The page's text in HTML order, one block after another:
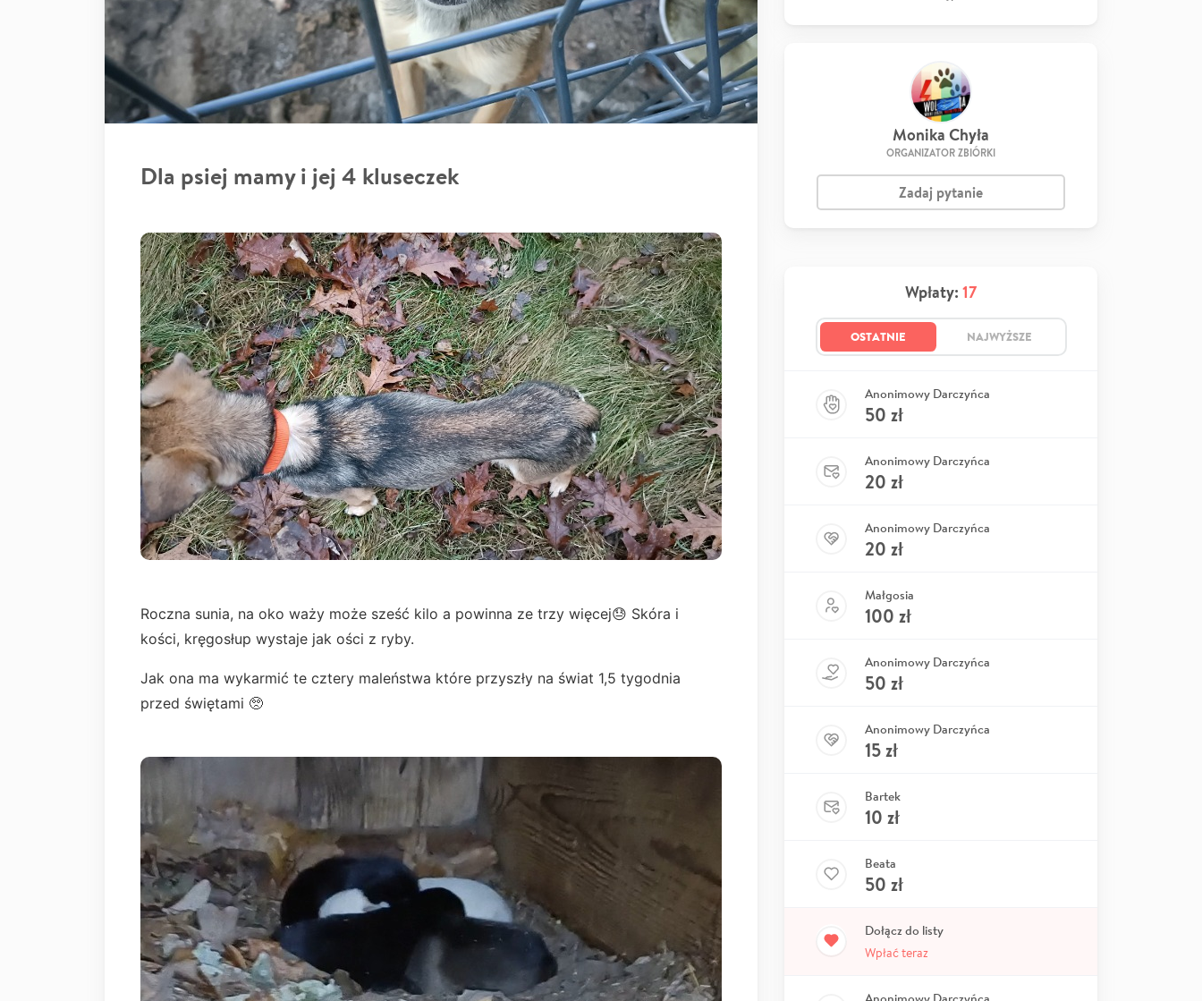
Dla psiej mamy i jej 4 kluseczek
Roczna sunia, na oko waży może sześć kilo a powinna ze trzy więcej😓 Skóra i
kości, kręgosłup wystaje jak ości z ryby.
Jak ona ma wykarmić te cztery maleństwa które przyszły na świat 1,5 tygodnia
przed świętami 🥺
Monika Chyła
ORGANIZATOR ZBIÓRKI
Zadaj pytanie
Wpłaty: 17
OSTATNIE NAJWYŻSZE
Anonimowy Darczyńca
50 zł
Anonimowy Darczyńca
20 zł
Anonimowy Darczyńca
20 zł
Małgosia
100 zł
Anonimowy Darczyńca
50 zł
Anonimowy Darczyńca
15zł
Bartek
10 zł
Beata
50 zł
Dołącz do listy
Wpłać teraz